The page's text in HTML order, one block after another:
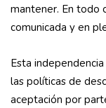
mantener. En todo
comunicada y en
Esta
las políticas de
aceptación por